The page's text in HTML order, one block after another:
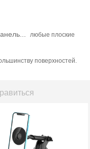
любые плоские
поверхностей.